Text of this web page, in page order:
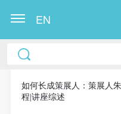
EN
如何长成策展人：策展人
程|讲座综述
中央美术学院美术馆出
称“CAFAM”），愿意
公共教育部组织的公益
中央美术学院美术馆出
称“CAFAM”），愿意
公共教育部组织的公益
中央美术学院美术馆出
称“CAFAM”），愿意
公共教育部组织的公益